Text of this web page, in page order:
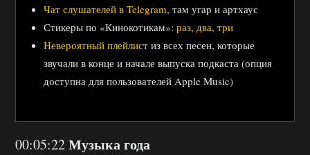
Чат слушателей в Telegram, там угар и артхаус
Стикеры по «Кинокотикам»: раз, два, три
Невероятный плейлист из всех песен, которые
звучали в конце и начале выпуска подкаста (опция
доступна для пользователей Apple Music)
00:05:22Музыка года